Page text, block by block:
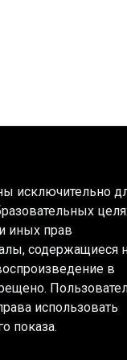
исключительно
иных прав
содержащиеся
в
использовать
показа.